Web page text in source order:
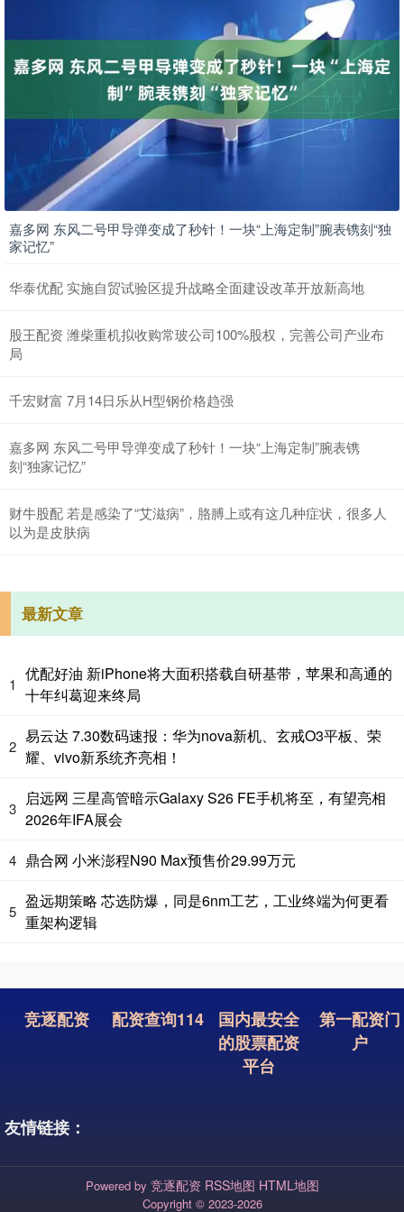
嘉多网 东风二号甲导弹变成了秒针！一块“上海定制”腕表镌刻“独
家记忆”
华泰优配 实施自贸试验区提升战略全面建设改革开放新高地
股王配资 潍柴重机拟收购常玻公司100%股权，完善公司产业布
局
千宏财富 7月14日乐从H型钢价格趋强
嘉多网 东风二号甲导弹变成了秒针！一块“上海定制”腕表镌
刻“独家记忆”
财牛股配 若是感染了“艾滋病”，胳膊上或有这几种症状，很多人
以为是皮肤病
最新文章
1
优配好油 新iPhone将大面积搭载自研基带，苹果和高通的
十年纠葛迎来终局
2
易云达 7.30数码速报：华为nova新机、玄戒O3平板、荣
耀、vivo新系统齐亮相！
3
启远网 三星高管暗示Galaxy S26 FE手机将至，有望亮相
2026年IFA展会
4 鼎合网 小米澎程N90 Max预售价29.99万元
5
盈远期策略 芯选防爆，同是6nm工艺，工业终端为何更看
重架构逻辑
竞逐配资 配资查询114
国内最安全
的股票配资
平台
第一配资门
户
友情链接：
Powered by 竞逐配资 RSS地图 HTML地图
Copyright © 2023-2026